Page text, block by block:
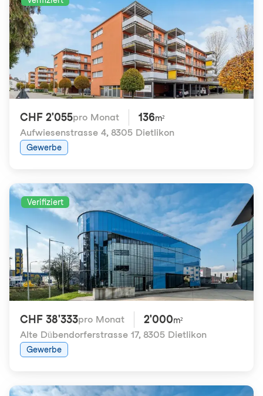
CHF 2'055pro Monat 136m²
Aufwiesenstrasse 4, 8305 Dietlikon
Gewerbe
Verifiziert
CHF 38'333pro Monat 2'000m²
Alte Dübendorferstrasse 17, 8305 Dietlikon
Gewerbe